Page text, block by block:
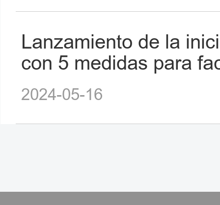
Lanzamiento de la
con 5 medidas para
2024-05-16